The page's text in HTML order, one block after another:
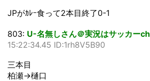
JPがｶﾚｰ食って2本目終了0-1
803: U-名無しさん＠実況はサッカーch
15:22:34.45 ID:1rh8V5B90
三本目
柏瀬→樋口